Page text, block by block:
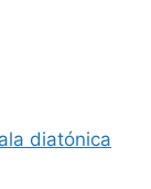
diatónica